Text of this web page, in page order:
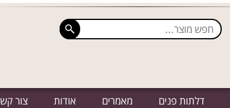
דלתות פנים מאמרים אודות צור